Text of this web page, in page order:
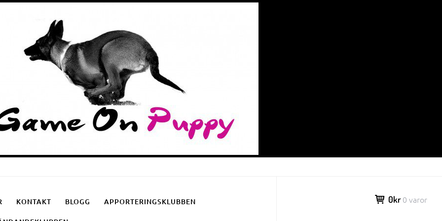
KONTAKT BLOGG APPORTERINGSKLUBBEN 0kr 0 varor